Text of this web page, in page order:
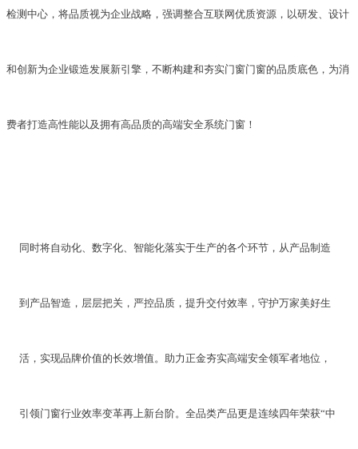
检测中心，将品质视为企业战略，强调整合互联网优质资源，以研发、设计
和创新为企业锻造发展新引擎，不断构建和夯实门窗门窗的品质底色，为消
费者打造高性能以及拥有高品质的高端安全系统门窗！
同时将自动化、数字化、智能化落实于生产的各个环节，从产品制造
到产品智造，层层把关，严控品质，提升交付效率，守护万家美好生
活，实现品牌价值的长效增值。助力正金夯实高端安全领军者地位，
引领门窗行业效率变革再上新台阶。全品类产品更是连续四年荣获“中